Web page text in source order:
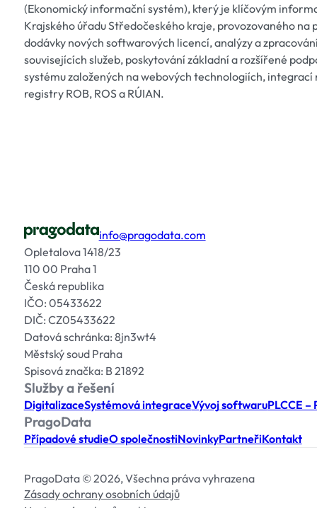
(Ekonomický informační systém), který je klíčovým
Krajského úřadu Středočeského kraje, provozovaného na
dodávky nových softwarových licencí, analýzy a
souvisejících služeb, poskytování základní a rozšířené
systému založených na webových technologiích,
registry ROB, ROS a RÚIAN.
info@pragodata.com
Opletalova 1418/23
110 00 Praha 1
Česká republika
IČO: 05433622
DIČ: CZ05433622
Datová schránka: 8jn3wt4
Městský soud Praha
Spisová značka: B 21892
Služby a řešení
DigitalizaceSystémová integraceVývoj softwaruPLCCE
PragoData
Případové studieO společnostiNovinkyPartneřiKontakt
PragoData © 2026, Všechna práva vyhrazena
Zásady ochrany osobních údajů